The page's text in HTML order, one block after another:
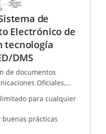
de
Electrónico de
tecnología
DMS
de documentos
Oficiales,
para cualquier
buenas prácticas